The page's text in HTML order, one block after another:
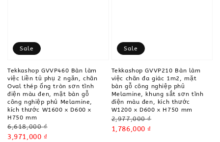
Sale
Tekkashop GVVP460 Bàn làm
việc liền tủ phụ 2 ngăn, chân
Oval thép ống tròn sơn tĩnh
điện màu đen, mặt bàn gỗ
công nghiệp phủ Melamine,
kích thước W1600 x D600 x
H750 mm
Regular
price
6,618,000 ₫
Sale
3,971,000 ₫
Sale
Tekkashop GVVP210 Bàn làm
việc chân đa giác 1m2, mặt
bàn gỗ công nghiệp phủ
Melamine, khung sắt sơn tĩnh
điện màu đen, kích thước
W1200 x D600 x H750 mm
Regular
price
2,977,000 ₫
Sale
1,786,000 ₫